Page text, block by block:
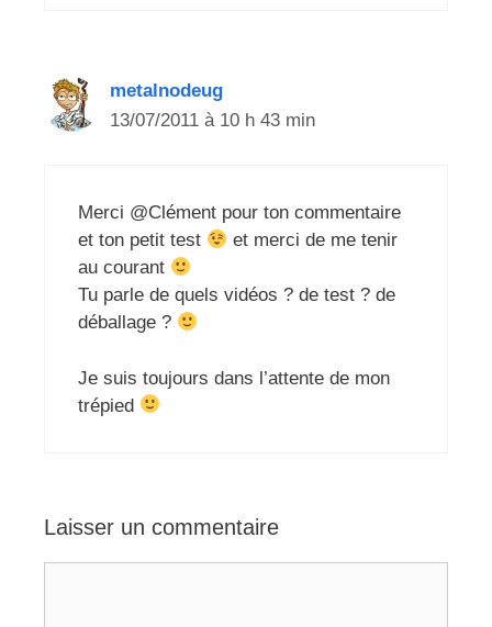
metalnodeug
13/07/2011 à 10 h 43 min
Merci @Clément pour ton commentaire
et ton petit test
et merci de me tenir
au courant
Tu parle de quels vidéos ? de test ? de
déballage ?
Je suis toujours dans l’attente de mon
trépied
Laisser un commentaire